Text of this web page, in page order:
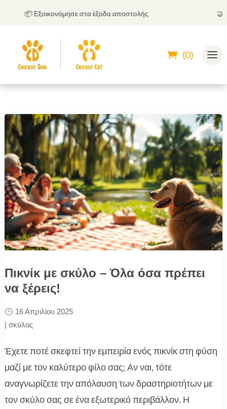
📦 Εξοικονόμησε στα έξοδα αποστολής
(0)
Πικνίκ με σκύλο – Όλα όσα πρέπει
να ξέρεις!
16 Απριλίου 2025
| σκύλος
Έχετε ποτέ σκεφτεί την εμπειρία ενός πικνίκ στη φύση
μαζί με τον καλύτερο φίλο σας; Αν ναι, τότε
αναγνωρίζετε την απόλαυση των δραστηριοτήτων με
τον σκύλο σας σε ένα εξωτερικό περιβάλλον. Η